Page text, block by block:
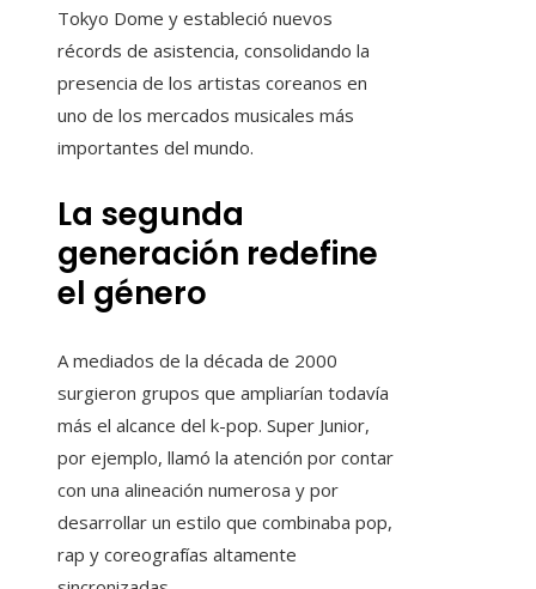
Tokyo Dome y estableció nuevos
récords de asistencia, consolidando la
presencia de los artistas coreanos en
uno de los mercados musicales más
importantes del mundo.
La segunda
generación redefine
el género
A mediados de la década de 2000
surgieron grupos que ampliarían todavía
más el alcance del k-pop. Super Junior,
por ejemplo, llamó la atención por contar
con una alineación numerosa y por
desarrollar un estilo que combinaba pop,
rap y coreografías altamente